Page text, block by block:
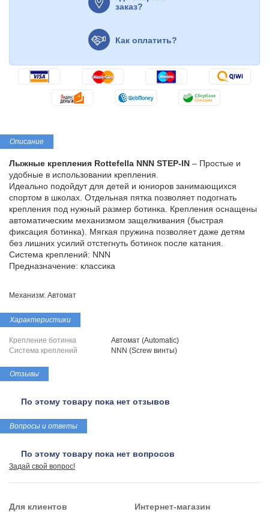
заказ?
Как оплатить?
Описание
Лыжные крепления Rottefella NNN STEP-IN – Простые и
удобные в использовании крепления.
Идеально подойдут для детей и юниоров занимающихся
спортом в школах. Отдельная пятка позволяет подогнать
крепления под нужный размер ботинка. Крепления оснащены
автоматическим механизмом защелкивания (быстрая
фиксация ботинка). Мягкая пружина позволяет даже детям
без лишних усилий отстегнуть ботинок после катания.
Система креплений: NNN
Предназначение: классика
Механизм: Автомат
Характеристики
Крепление ботинка
Автомат (Automatic)
Система креплений
NNN (Screw винты)
Отзывы
По этому товару пока нет отзывов
Вопросы и ответы
По этому товару пока нет вопросов
Задай свой вопрос!
Для клиентов Интернет-магазин